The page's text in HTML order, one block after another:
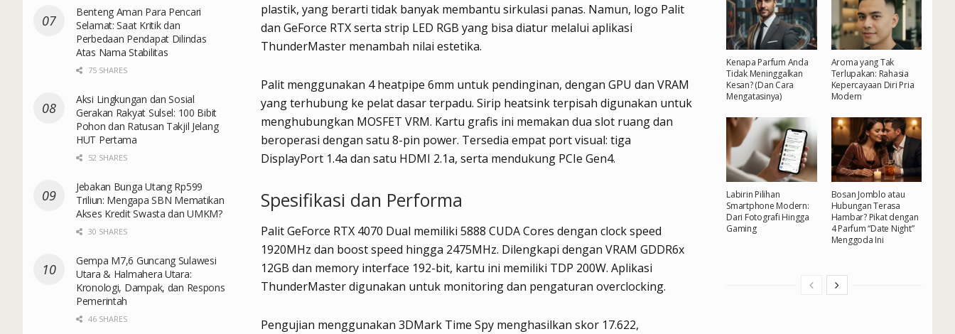
plastik, yang berarti tidak banyak membantu sirkulasi panas. Namun, logo Palit
dan GeForce RTX serta strip LED RGB yang bisa diatur melalui aplikasi
ThunderMaster menambah nilai estetika.
Palit menggunakan 4 heatpipe 6mm untuk pendinginan, dengan GPU dan VRAM
yang terhubung ke pelat dasar terpadu. Sirip heatsink terpisah digunakan untuk
menghubungkan MOSFET VRM. Kartu grafis ini memakan dua slot ruang dan
beroperasi dengan satu 8-pin power. Tersedia empat port visual: tiga
DisplayPort 1.4a dan satu HDMI 2.1a, serta mendukung PCIe Gen4.
Spesifikasi dan Performa
Palit GeForce RTX 4070 Dual memiliki 5888 CUDA Cores dengan clock speed
1920MHz dan boost speed hingga 2475MHz. Dilengkapi dengan VRAM GDDR6x
12GB dan memory interface 192-bit, kartu ini memiliki TDP 200W. Aplikasi
ThunderMaster digunakan untuk monitoring dan pengaturan overclocking.
Pengujian menggunakan 3DMark Time Spy menghasilkan skor 17.622,
Benteng Aman Para Pencari
Selamat: Saat Kritik dan
Perbedaan Pendapat Dilindas
Atas Nama Stabilitas
75 SHARES
Aksi Lingkungan dan Sosial
Gerakan Rakyat Sulsel: 100 Bibit
Pohon dan Ratusan Takjil Jelang
HUT Pertama
52 SHARES
Jebakan Bunga Utang Rp599
Triliun: Mengapa SBN Mematikan
Akses Kredit Swasta dan UMKM?
30 SHARES
Gempa M7,6 Guncang Sulawesi
Utara & Halmahera Utara:
Kronologi, Dampak, dan Respons
Pemerintah
46 SHARES
Kenapa Parfum Anda
Tidak Meninggalkan
Kesan? (Dan Cara
Mengatasinya)
Aroma yang Tak
Terlupakan: Rahasia
Kepercayaan Diri Pria
Modern
Labirin Pilihan
Smartphone Modern:
Dari Fotografi Hingga
Gaming
Bosan Jomblo atau
Hubungan Terasa
Hambar? Pikat dengan
4 Parfum “Date Night”
Menggoda Ini